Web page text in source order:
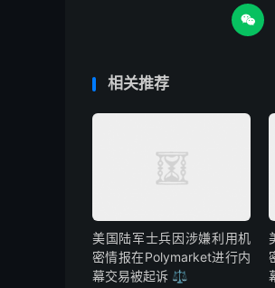

相关推荐
美国陆军士兵因涉嫌利用机
密情报在Polymarket进行内
幕交易被起诉 ⚖️